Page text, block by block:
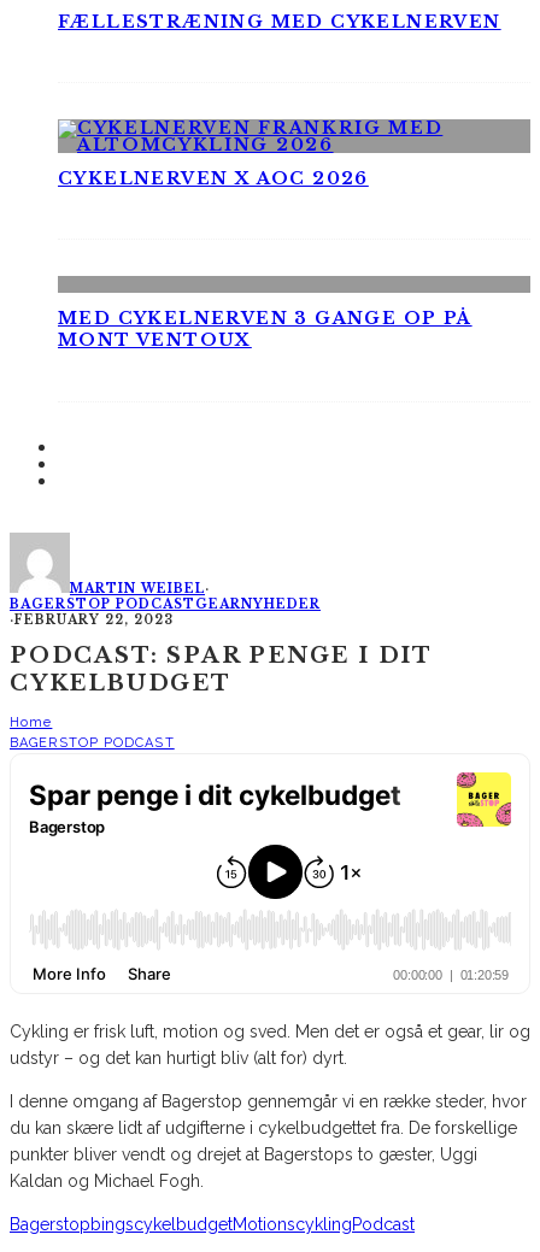
FÆLLESTRÆNING MED CYKELNERVEN
CYKELNERVEN X AOC 2026
MED CYKELNERVEN 3 GANGE OP PÅ
MONT VENTOUX
MARTIN WEIBEL·
BAGERSTOP PODCAST GEARNYHEDER
·FEBRUARY 22, 2023
PODCAST: SPAR PENGE I DIT
CYKELBUDGET
Home
BAGERSTOP PODCAST
Cykling er frisk luft, motion og sved. Men det er også et gear, lir og
udstyr – og det kan hurtigt bliv (alt for) dyrt.
I denne omgang af Bagerstop gennemgår vi en række steder, hvor
du kan skære lidt af udgifterne i cykelbudgettet fra. De forskellige
punkter bliver vendt og drejet at Bagerstops to gæster, Uggi
Kaldan og Michael Fogh.
BagerstopbingscykelbudgetMotionscyklingPodcast